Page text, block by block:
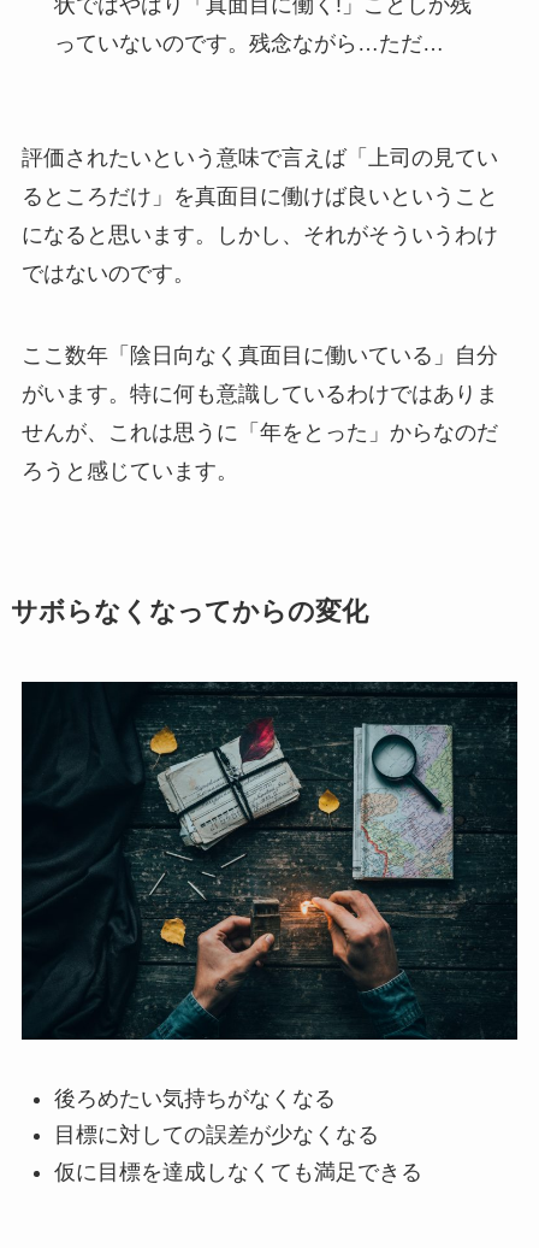
状ではやはり「真面目に働く!」ことしか残
っていないのです。残念ながら…ただ…
評価されたいという意味で言えば「上司の見てい
るところだけ」を真面目に働けば良いということ
になると思います。しかし、それがそういうわけ
ではないのです。
ここ数年「陰日向なく真面目に働いている」自分
がいます。特に何も意識しているわけではありま
せんが、これは思うに「年をとった」からなのだ
ろうと感じています。
サボらなくなってからの変化
後ろめたい気持ちがなくなる
目標に対しての誤差が少なくなる
仮に目標を達成しなくても満足できる